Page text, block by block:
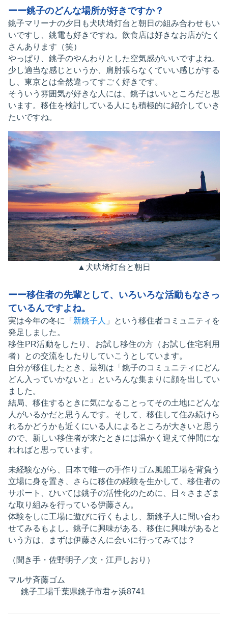
ーー銚子のどんな場所が好きですか？
銚子マリーナの夕日も犬吠埼灯台と朝日の組み合わせもい
いですし、銚電も好きですね。飲食店は好きなお店がたく
さんあります（笑）
やっぱり、銚子のやんわりとした空気感がいいですよね。
少し適当な感じというか、肩肘張らなくていい感じがする
し、東京とは全然違ってすごく好きです。
そういう雰囲気が好きな人には、銚子はいいところだと思
います。移住を検討している人にも積極的に紹介していき
たいですね。
▲犬吠埼灯台と朝日
ーー移住者の先輩として、いろいろな活動もなさっ
ているんですよね。
実は今年の冬に「 新銚子人 」という移住者コミュニティを
発足しました。
移住PR活動をしたり、お試し移住の方（お試し住宅利用
者）との交流をしたりしていこうとしています。
自分が移住したとき、最初は「銚子のコミュニティにどん
どん入っていかないと」といろんな集まりに顔を出してい
ました。
結局、移住するときに気になることってその土地にどんな
人がいるかだと思うんです。そして、移住して住み続けら
れるかどうかも近くにいる人によるところが大きいと思う
ので、新しい移住者が来たときには温かく迎えて仲間にな
れればと思っています。
未経験ながら、日本で唯一の手作りゴム風船工場を背負う
立場に身を置き、さらに移住の経験を生かして、移住者の
サポート、ひいては銚子の活性化のために、日々さまざま
な取り組みを行っている伊藤さん。
体験をしに工場に遊びに行くもよし、新銚子人に問い合わ
せてみるもよし。銚子に興味がある、移住に興味があると
いう方は、まずは伊藤さんに会いに行ってみては？
（聞き手・佐野明子／文・江戸しおり）
マルサ斉藤ゴム
銚子工場千葉県銚子市君ヶ浜8741